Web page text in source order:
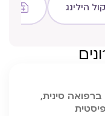
הילינג
סינית,